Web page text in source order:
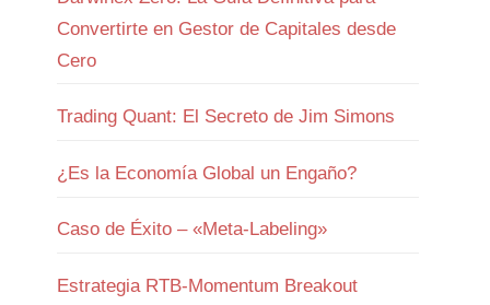
Convertirte en Gestor de Capitales desde
Cero
Trading Quant: El Secreto de Jim Simons
¿Es la Economía Global un Engaño?
Caso de Éxito – «Meta-Labeling»
Estrategia RTB-Momentum Breakout